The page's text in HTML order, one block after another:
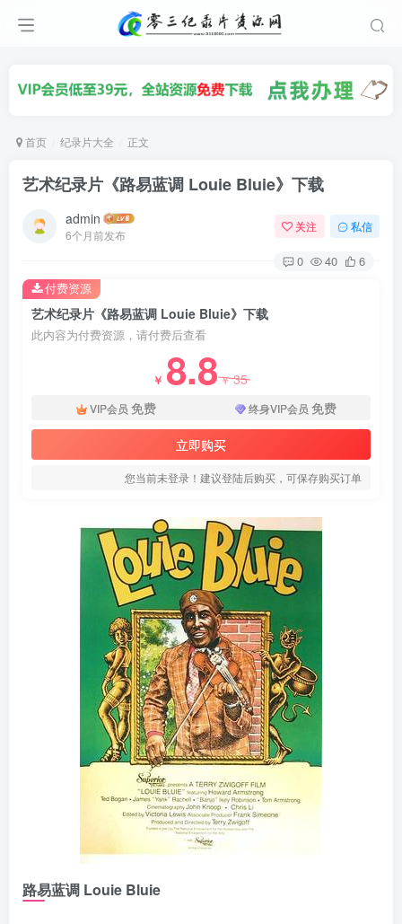
首页 纪录片大全 正文
艺术纪录片《路易蓝调 Louie Bluie》下载
admin
6个月前发布
关注 私信
0 40 6
艺术纪录片《路易蓝调 Louie Bluie》下载
此内容为付费资源，请付费后查看
￥ 8.8￥35
VIP会员 免费 终身VIP会员 免费
立即购买
您当前未登录！建议登陆后购买，可保存购买订单
付费资源
路易蓝调 Louie Bluie